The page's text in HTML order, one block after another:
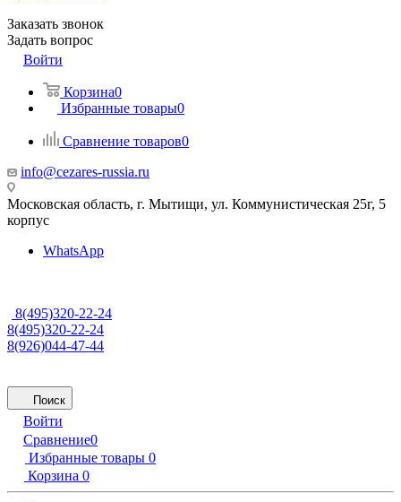
Заказать звонок
Задать вопрос
Войти
Корзина0
Избранные товары0
Сравнение товаров0
info@cezares-russia.ru
Московская область, г. Мытищи, ул. Коммунистическая 25г, 5
корпус
WhatsApp
8(495)320-22-24
8(495)320-22-24
8(926)044-47-44
Поиск
Войти
Сравнение0
Избранные товары 0
Корзина 0